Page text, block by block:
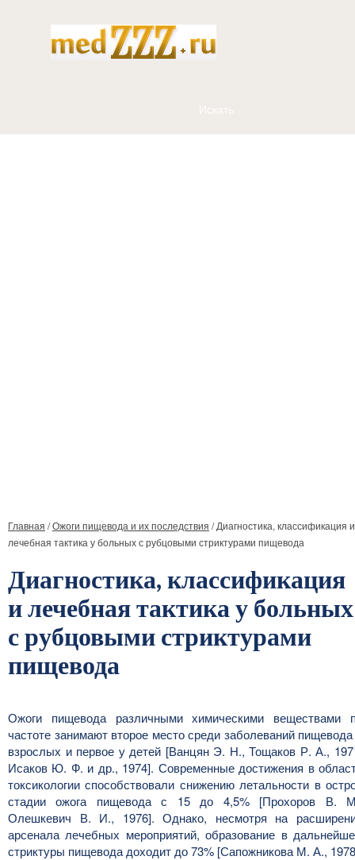
Главная /Ожоги пищевода и их последствия /Диагностика, классификация и
лечебная тактика у больных с рубцовыми стриктурами пищевода
Диагностика, классификация
и лечебная тактика у больных
с рубцовыми стриктурами
пищевода
Ожоги пищевода различными химическими веществами
частоте занимают второе место среди заболеваний
взрослых и первое у детей [Ванцян Э. Н., Тощаков Р. А.,
Исаков Ю. Ф. и др., 1974]. Современные достижения в
токсикологии способствовали снижению летальности в
стадии ожога пищевода с 15 до 4,5% [Прохоров В.
Олешкевич В. И., 1976]. Однако, несмотря на
арсенала лечебных мероприятий, образование в
стриктуры пищевода доходит до 73% [Сапожникова М. А.,